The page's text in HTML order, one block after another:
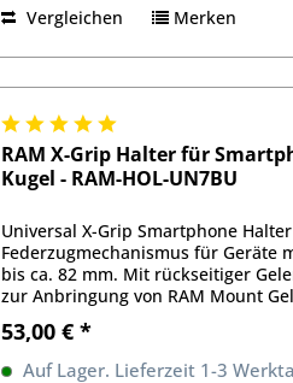
Vergleichen Merken
RAM X-Grip Halter für
Kugel - RAM-HOL-UN7BU
Universal X-Grip Smartphone
Federzugmechanismus für Geräte
bis ca. 82 mm. Mit rückseitiger
zur Anbringung von RAM Mount
53,00 € *
Auf Lager. Lieferzeit 1-3